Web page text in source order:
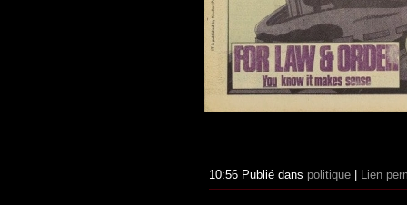
10:56 Publié dans politique Lien